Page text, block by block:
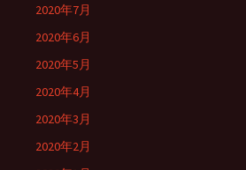
2020年7月
2020年6月
2020年5月
2020年4月
2020年3月
2020年2月